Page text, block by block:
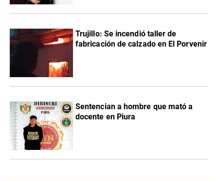
Trujillo: Se incendió taller de
fabricación de calzado en El Porvenir
Sentencian a hombre que mató a
docente en Piura